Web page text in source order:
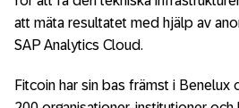
att mäta resultatet med hjälp av
SAP Analytics Cloud.
Fitcoin har sin bas främst i Benelux